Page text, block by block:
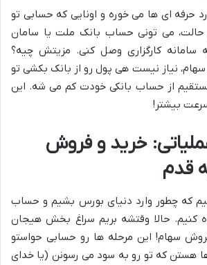
حرفه ای ها می خوره و اونایی که حسابی تو
حالت، می تونی حساب بانک ملت یا سامان
کارگزاری وصل کنی. مزیتش چیه؟
سهام، نیاز نیست هی پول رو از بانک بکشی تو
مستقیم از حساب بانکی خودت کم می شه. این
بیشتر!
خرید و فروش
قدم
که چطور وارد دنیای بورس بشیم و حساب
کنیم. حالا وقتشه بریم سراغ بخش هیجان
سهام! این مرحله ها رو حسابی حواستو
هستن که تو رو به سود می رسونن (یا خدای